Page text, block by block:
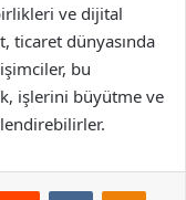
ve dijital
ticaret dünyasında
bu
işlerini büyütme ve
Reddit VKontakte